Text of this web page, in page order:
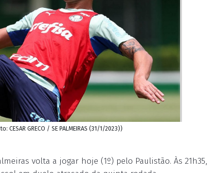
GRECO / SE PALMEIRAS (31/1/2023))
volta a jogar hoje (1º) pelo Paulistão. Às 21h35,